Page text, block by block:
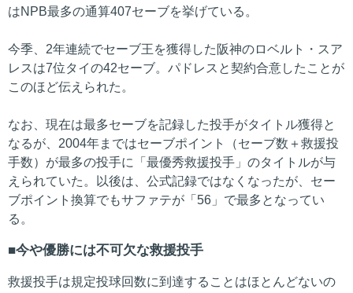
はNPB最多の通算407セーブを挙げている。
今季、2年連続でセーブ王を獲得した阪神のロベルト・スア
レスは7位タイの42セーブ。パドレスと契約合意したことが
このほど伝えられた。
なお、現在は最多セーブを記録した投手がタイトル獲得と
なるが、2004年まではセーブポイント（セーブ数＋救援投
手数）が最多の投手に「最優秀救援投手」のタイトルが与
えられていた。以後は、公式記録ではなくなったが、セー
ブポイント換算でもサファテが「56」で最多となってい
る。
今や優勝には不可欠な救援投手
救援投手は規定投球回数に到達することはほとんどないの